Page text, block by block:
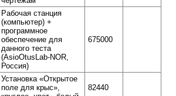
Рабочая станция
(компьютер) +
программное
обеспечение для
данного теста
(AsioOtusLab-NOR,
Россия)
675000
Установка «Открытое
поле для крыс»,
82440